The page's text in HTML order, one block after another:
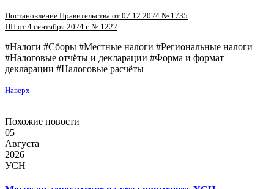
Постановление Правительства от 07.12.2024 № 1735
ПП от 4 сентября 2024 г. № 1222
#Налоги #Сборы #Местные налоги #Региональные налоги
#Налоговые отчёты и декларации #Форма и формат
декларации #Налоговые расчёты
Наверх
Похожие новости
05
Августа
2026
УСН